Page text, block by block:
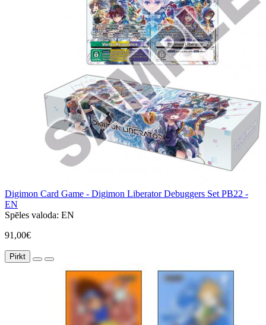
Digimon Card Game - Digimon Liberator Debuggers Set PB22 -
EN
Spēles valoda: EN
91,00€
Pirkt